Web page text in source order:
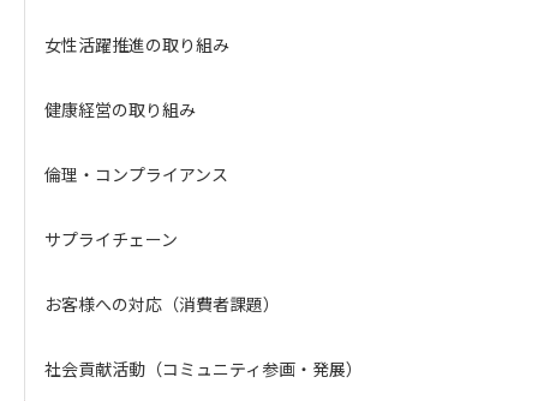
女性活躍推進の取り組み
健康経営の取り組み
倫理・コンプライアンス
サプライチェーン
お客様への対応（消費者課題）
社会貢献活動（コミュニティ参画・発展）